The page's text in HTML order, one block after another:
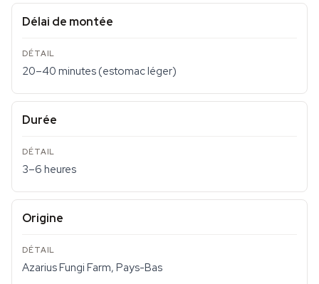
Délai de montée
20–40 minutes (estomac léger)
Durée
3–6 heures
Origine
Azarius Fungi Farm, Pays-Bas